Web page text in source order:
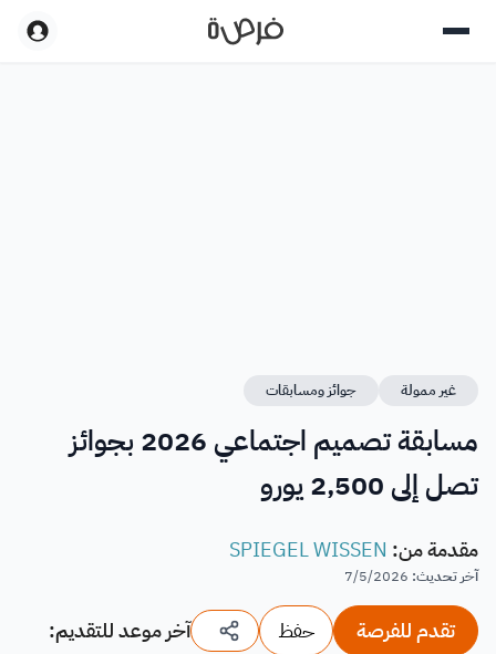
غير ممولة جوائز ومسابقات
مسابقة تصميم اجتماعي 2026 بجوائز
تصل إلى 2,500 يورو
مقدمة من:
SPIEGEL WISSEN
آخر تحديث:
7/5/2026
تقدم للفرصة حفظ
آخر موعد للتقديم: